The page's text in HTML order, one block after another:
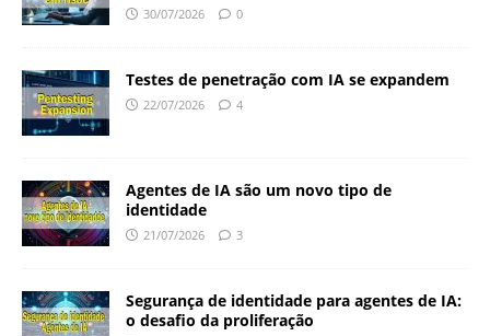
30/07/2026 0
Testes de penetração com IA se expandem
22/07/2026 4
Agentes de IA são um novo tipo de
identidade
21/07/2026 3
Segurança de identidade para agentes de IA:
o desafio da proliferação